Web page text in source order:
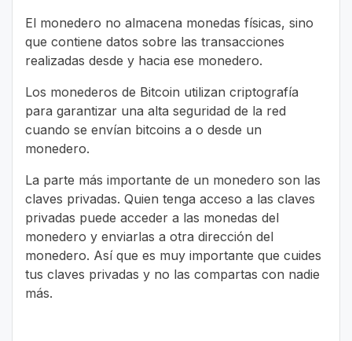
El monedero no almacena monedas físicas, sino
que contiene datos sobre las transacciones
realizadas desde y hacia ese monedero.
Los monederos de Bitcoin utilizan criptografía
para garantizar una alta seguridad de la red
cuando se envían bitcoins a o desde un
monedero.
La parte más importante de un monedero son las
claves privadas. Quien tenga acceso a las claves
privadas puede acceder a las monedas del
monedero y enviarlas a otra dirección del
monedero. Así que es muy importante que cuides
tus claves privadas y no las compartas con nadie
más.